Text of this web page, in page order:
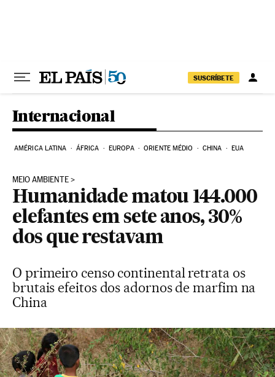
SUSCRÍBETE
Internacional
AMÉRICA LATINA ÁFRICA EUROPA ORIENTE MÉDIO CHINA EUA
MEIO AMBIENTE
Humanidade matou 144.000
elefantes em sete anos, 30%
dos que restavam
O primeiro censo continental retrata os
brutais efeitos dos adornos de marfim na
China